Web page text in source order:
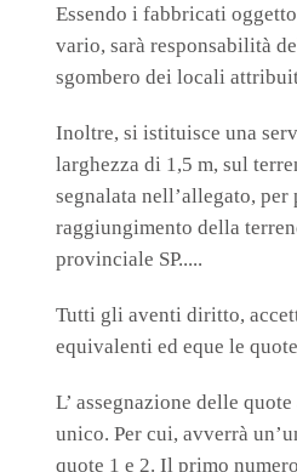
Essendo i fabbricati
vario, sarà responsabilità
sgombero dei locali
Inoltre, si istituisce una
larghezza di 1,5 m, sul
segnalata nell’allegato, per
raggiungimento della
provinciale SP.....
Tutti gli aventi diritto,
equivalenti ed eque le
L’ assegnazione delle
unico. Per cui, avverrà
quote 1 e 2. Il primo